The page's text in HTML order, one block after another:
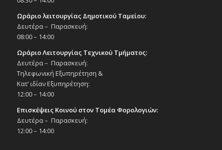
Ωράριο λειτουργίας Δημοτικού Ταμείου:
Δευτέρα – Παρασκευή:
08:00 – 14:00
Ωράριο Λειτουργίας Τεχνικού Τμήματος:
Δευτέρα – Παρασκευή:
Τηλεφωνική Εξυπηρέτηση &
Κατ’ ιδίαν Εξυπηρέτηση:
12:00 – 14:00
Επισκέψεις Κοινού στον Τομέα Φορολογιών:
Δευτέρα – Παρασκευή:
12:00 – 14:00